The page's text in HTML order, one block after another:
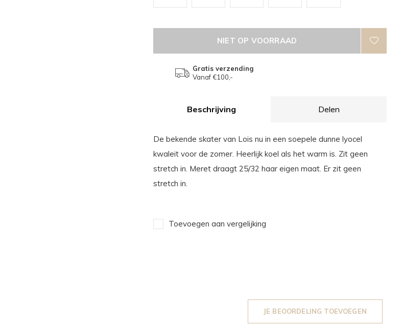
NIET OP VOORRAAD
Gratis verzending
Vanaf €100,-
Beschrijving Delen
De bekende skater van Lois nu in een soepele dunne lyocel
kwaleit voor de zomer. Heerlijk koel als het warm is. Zit geen
stretch in. Meret draagt 25/32 haar eigen maat. Er zit geen
stretch in.
Toevoegen aan vergelijking
JE BEOORDELING TOEVOEGEN